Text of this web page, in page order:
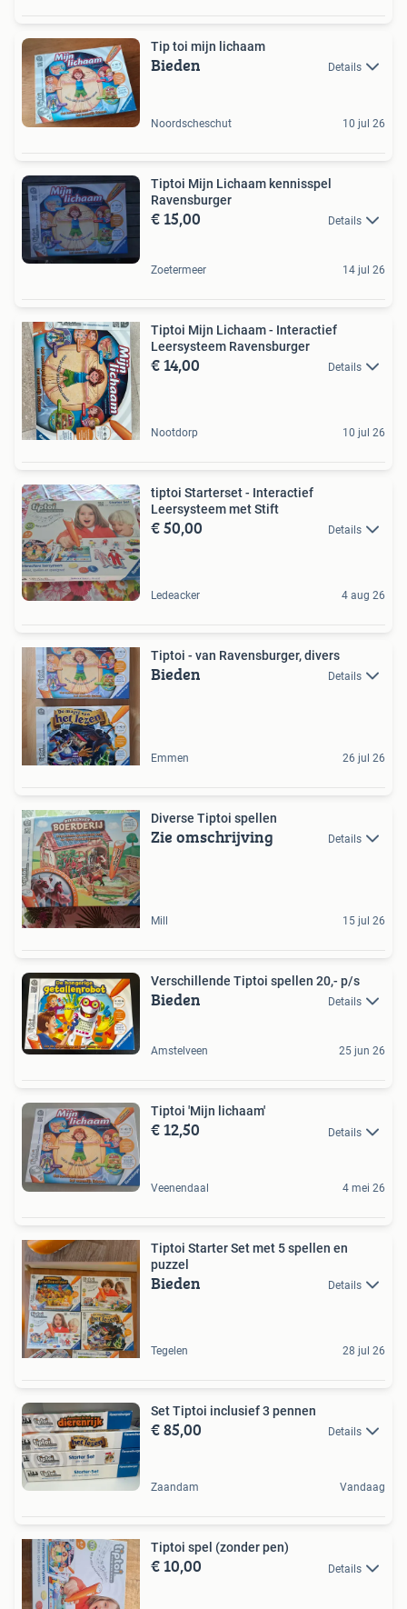
Tip toi mijn lichaam
Bieden Details
Noordscheschut 10 jul 26
Tiptoi Mijn Lichaam kennisspel
Ravensburger
€ 15,00 Details
Zoetermeer 14 jul 26
Tiptoi Mijn Lichaam - Interactief
Leersysteem Ravensburger
€ 14,00 Details
Nootdorp 10 jul 26
tiptoi Starterset - Interactief
Leersysteem met Stift
€ 50,00 Details
Ledeacker 4 aug 26
Tiptoi - van Ravensburger, divers
Bieden Details
Emmen 26 jul 26
Diverse Tiptoi spellen
Zie omschrijving Details
Mill 15 jul 26
Verschillende Tiptoi spellen 20,- p/s
Bieden Details
Amstelveen 25 jun 26
Tiptoi 'Mijn lichaam'
€ 12,50 Details
Veenendaal 4 mei 26
Tiptoi Starter Set met 5 spellen en
puzzel
Bieden Details
Tegelen 28 jul 26
Set Tiptoi inclusief 3 pennen
€ 85,00 Details
Zaandam Vandaag
Tiptoi spel (zonder pen)
€ 10,00 Details